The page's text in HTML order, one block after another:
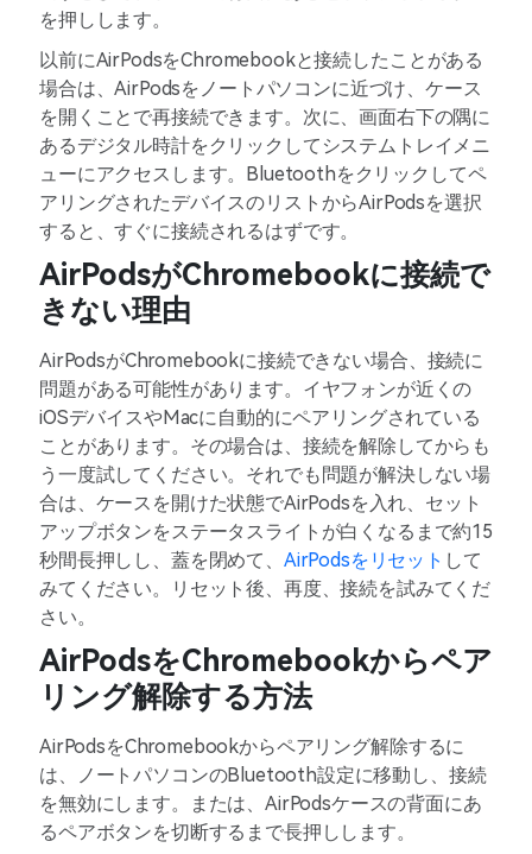
を押しします。
以前にAirPodsをChromebookと接続したことがある
場合は、AirPodsをノートパソコンに近づけ、ケース
を開くことで再接続できます。次に、画面右下の隅に
あるデジタル時計をクリックしてシステムトレイメニ
ューにアクセスします。Bluetoothをクリックしてペ
アリングされたデバイスのリストからAirPodsを選択
すると、すぐに接続されるはずです。
AirPodsがChromebookに接続で
きない理由
AirPodsがChromebookに接続できない場合、接続に
問題がある可能性があります。イヤフォンが近くの
iOSデバイスやMacに自動的にペアリングされている
ことがあります。その場合は、接続を解除してからも
う一度試してください。それでも問題が解決しない場
合は、ケースを開けた状態でAirPodsを入れ、セット
アップボタンをステータスライトが白くなるまで約15
秒間長押しし、蓋を閉めて、 AirPodsをリセット して
みてください。リセット後、再度、接続を試みてくだ
さい。
AirPodsをChromebookからペア
リング解除する方法
AirPodsをChromebookからペアリング解除するに
は、ノートパソコンのBluetooth設定に移動し、接続
を無効にします。または、AirPodsケースの背面にあ
るペアボタンを切断するまで長押しします。